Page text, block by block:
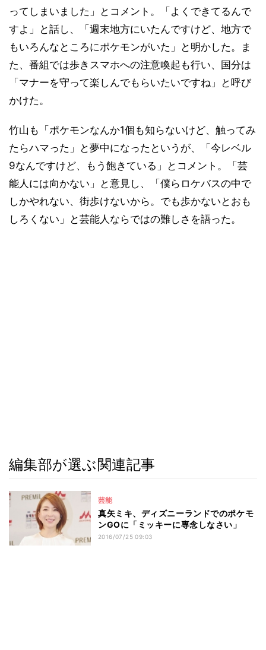
ってしまいました」とコメント。「よくできてるんで
すよ」と話し、「週末地方にいたんですけど、地方で
もいろんなところにポケモンがいた」と明かした。ま
た、番組では歩きスマホへの注意喚起も行い、国分は
「マナーを守って楽しんでもらいたいですね」と呼び
かけた。
竹山も「ポケモンなんか1個も知らないけど、触ってみ
たらハマった」と夢中になったというが、「今レベル
9なんですけど、もう飽きている」とコメント。「芸
能人には向かない」と意見し、「僕らロケバスの中で
しかやれない、街歩けないから。でも歩かないとおも
しろくない」と芸能人ならではの難しさを語った。
編集部が選ぶ関連記事
芸能
真矢ミキ、ディズニーランドでのポケモ
ンGOに「ミッキーに専念しなさい」
2016/07/25 09:03